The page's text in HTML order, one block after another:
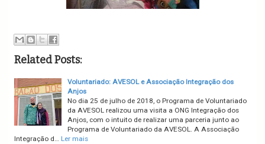
Related Posts:
Voluntariado: AVESOL e Associação Integração dos
Anjos
No dia 25 de julho de 2018, o Programa de Voluntariado
da AVESOL realizou uma visita a ONG Integração dos
Anjos, com o intuito de realizar uma parceria junto ao
Programa de Voluntariado da AVESOL. A Associação
Integração d… Ler mais